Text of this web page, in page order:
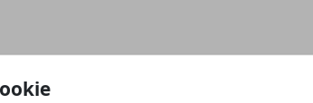
della delega, il quale può